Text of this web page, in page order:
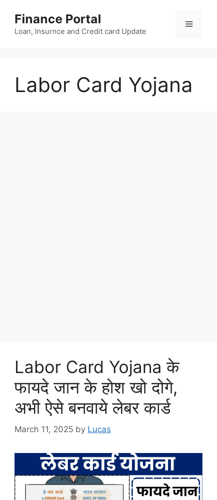
content
Finance Portal
Loan, Insurnce and Credit card Update
Menu
Labor Card Yojana
Labor Card Yojana के
फायदे जान के होश खो दोगे,
अभी ऐसे बनवाये लेबर कार्ड
March 11, 2025 by Lucas